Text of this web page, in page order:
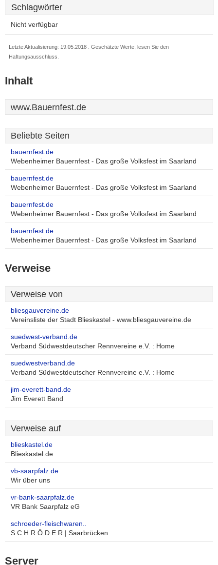
Schlagwörter
Nicht verfügbar
Letzte Aktualisierung: 19.05.2018 . Geschätzte Werte, lesen Sie den
Haftungsausschluss.
Inhalt
www.Bauernfest.de
Beliebte Seiten
bauernfest.de
Webenheimer Bauernfest - Das große Volksfest im Saarland
bauernfest.de
Webenheimer Bauernfest - Das große Volksfest im Saarland
bauernfest.de
Webenheimer Bauernfest - Das große Volksfest im Saarland
bauernfest.de
Webenheimer Bauernfest - Das große Volksfest im Saarland
Verweise
Verweise von
bliesgauvereine.de
Vereinsliste der Stadt Blieskastel - www.bliesgauvereine.de
suedwest-verband.de
Verband Südwestdeutscher Rennvereine e.V. : Home
suedwestverband.de
Verband Südwestdeutscher Rennvereine e.V. : Home
jim-everett-band.de
Jim Everett Band
Verweise auf
blieskastel.de
Blieskastel.de
vb-saarpfalz.de
Wir über uns
vr-bank-saarpfalz.de
VR Bank Saarpfalz eG
schroeder-fleischwaren..
S C H R Ö D E R | Saarbrücken
Server